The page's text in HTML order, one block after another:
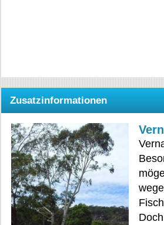
Zusatzinformationen